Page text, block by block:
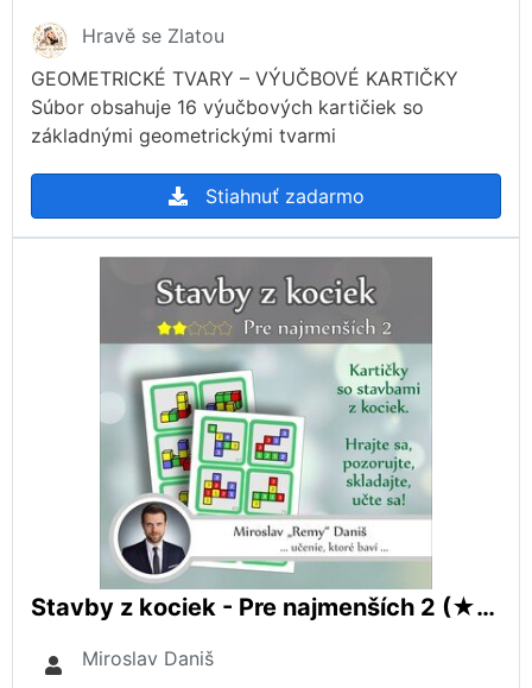
Hravě se Zlatou
GEOMETRICKÉ TVARY – VÝUČBOVÉ KARTIČKY
Súbor obsahuje 16 výučbových kartičiek so
základnými geometrickými tvarmi
Stiahnuť zadarmo
Stavby z kociek - Pre najmenších 2 (★★☆☆☆)
Miroslav Daniš